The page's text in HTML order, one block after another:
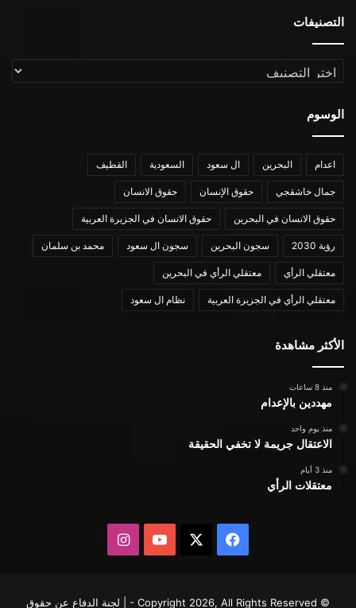
التصنيفات
التصنيفات
الوسوم
اعدام البحرين ال سعود السعودية القطيف
جمال خاشقجي حقوق الإنسان حقوق الانسان
حقوق الانسان في البحرين حقوق الانسان في الجزيرة العربية
رؤية 2030 سجون البحرين سجون ال سعود محمد بن سلمان
معتقلي الرأي معتقلي الرأي في البحرين
معتقلي الرأي في الجزيرة العربية نظام ال سعود
الأكثر مشاهدة
منذ 8 ساعات
مهددين بالإعدام
منذ يوم واحد
الاعتقال جريمة لا تخفي الحقيقة
منذ 3 أيام
معتقلات الرأي
فيسبوك يوتيوبانستقرام
© Copyright 2026, All Rights Reserved - | لجنة الدفاع عن حقوق